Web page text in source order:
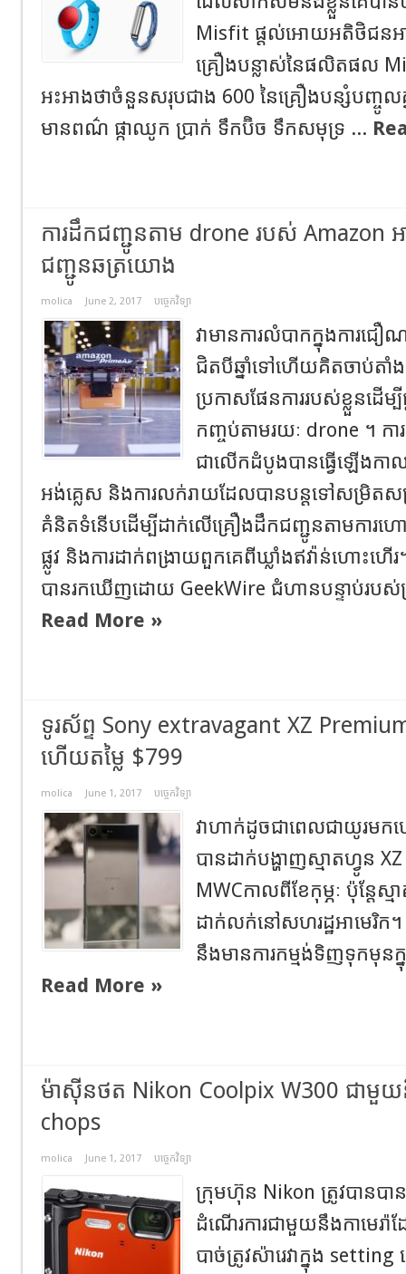
Misfit ផ្ដល់អោយអតិថិជនអ
គ្រឿងបន្លាស់នៃផលិតផល
អះអាងថាចំនួនសរុបជាង 600 នៃគ្រឿងបន្សំបញ្ចូលគ្
មានពណ៌ ផ្កាឈូក ប្រាក់ ទឹកប៊ិច ទឹកសមុទ្រ ...
ការដឹកជញ្ជូនតាម drone របស់ Amazon
ជញ្ជូនឆត្រយោង
molica June 2, 2017 បច្ចេកវិទ្យា
វាមានការលំបាកក្នុងការជ
ជិតបីឆ្នាំទៅហើយគិតចាប់ត
ប្រកាសផែនការរបស់ខ្លួនដើ
កញ្ចប់តាមរយៈ drone ។
ជាលើកដំបូងបានធ្វើឡើងកា
អង់គ្លេស និងការលក់រាយដែលបានបន្តទៅសម្រិត
គំនិតទំនើបដើម្បីដាក់លើគ្រឿងដឹកជញ្ជូនតាមការហោ
ផ្លូវ និងការដាក់ពង្រាយពួកគេពីឃ្លាំងឥវ៉ាន់ហោះហើ
បានរកឃើញដោយ GeekWire ជំហានបន្ទាប់រប
Read More »
ទូរស័ព្ទ Sony extravagant XZ
ហើយតម្លៃ $799
molica June 1, 2017 បច្ចេកវិទ្យា
វាហាក់ដូចជាពេលជាយូរម
បានដាក់បង្ហាញស្មាតហ្វូន
MWCកាលពីខែកុម្ភៈ ប៉ុន្តែស្
ដាក់លក់នៅសហរដ្ឋអាមេរិក
នឹងមានការកម្មង់ទិញទុកមុន
Read More »
ម៉ាសុីនថត Nikon Coolpix W300 ជាមួយ
chops
molica June 1, 2017 បច្ចេកវិទ្យា
ក្រុមហ៊ុន Nikon ត្រូវបានបាន
ដំណើរការជាមួយនឹងកាមេរ៉
បាច់ត្រូវស៉ារេវាក្នុង